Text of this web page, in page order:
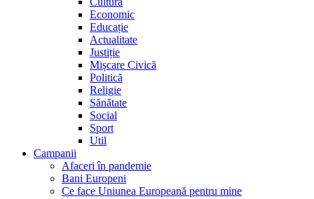
Economic
Educație
Actualitate
Justiție
Mișcare Civică
Politică
Religie
Sănătate
Social
Sport
Util
Campanii
Afaceri în pandemie
Bani Europeni
Ce face Uniunea Europeană pentru mine